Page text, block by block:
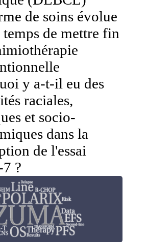
de soins évolue
de mettre fin
y a-t-il eu des
raciales,
et socio-
dans la
de l'essai
?